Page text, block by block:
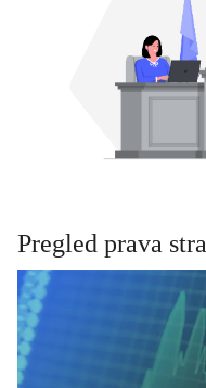
Pregled prava